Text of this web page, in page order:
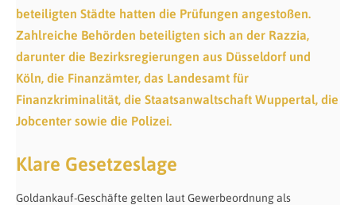
beteiligten Städte hatten die Prüfungen angestoßen.
Zahlreiche Behörden beteiligten sich an der Razzia,
darunter die Bezirksregierungen aus Düsseldorf und
Köln, die Finanzämter, das Landesamt für
Finanzkriminalität, die Staatsanwaltschaft Wuppertal, die
Jobcenter sowie die Polizei.
Klare Gesetzeslage
Goldankauf-Geschäfte gelten laut Gewerbeordnung als